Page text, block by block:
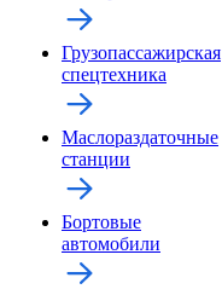
Грузопассажирская
спецтехника
Маслораздаточные
станции
Бортовые
автомобили